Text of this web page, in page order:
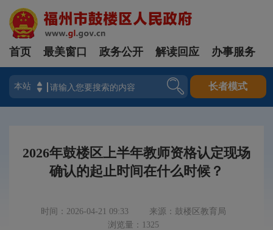
登录
首页 最美窗口 政务公开 解读回应 办事服务
长者模式
2026年鼓楼区上半年教师资格认定现场
确认的起止时间在什么时候？
时间：2026-04-21 09:33
来源：鼓楼区教育局
浏览量：1325